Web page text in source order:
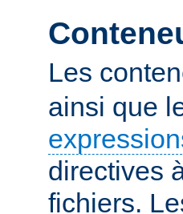
Les
ainsi que
directives
fichiers.